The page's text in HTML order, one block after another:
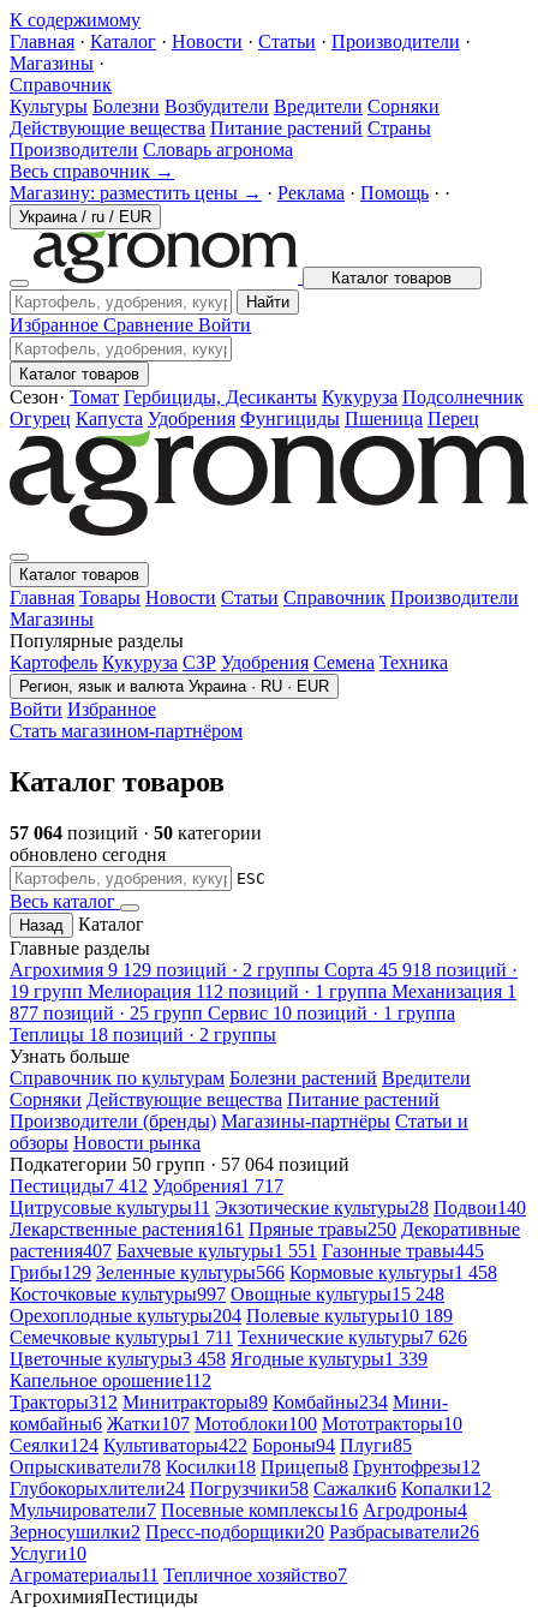
К содержимому
Главная · Каталог · Новости · Статьи · Производители ·
Магазины ·
Справочник
Культуры Болезни Возбудители Вредители Сорняки
Действующие вещества Питание растений Страны
Производители Словарь агронома
Весь справочник →
Магазину: разместить цены → · Реклама · Помощь · ·
Украина / ru / EUR
Каталог товаров
Найти
Избранное Сравнение Войти
Каталог товаров
Сезон· Томат Гербициды, Десиканты Кукуруза Подсолнечник
Огурец Капуста Удобрения Фунгициды Пшеница Перец
Каталог товаров
Главная Товары Новости Статьи Справочник Производители
Магазины
Популярные разделы
Картофель Кукуруза СЗР Удобрения Семена Техника
Регион, язык и валюта Украина · RU · EUR
Войти Избранное
Стать магазином-партнёром
Каталог товаров
57 064 позиций · 50 категории
обновлено сегодня
ESC
Весь каталог
Назад
Каталог
Главные разделы
Агрохимия 9 129 позиций · 2 группы Сорта 45 918 позиций ·
19 групп Мелиорация 112 позиций · 1 группа Механизация 1
877 позиций · 25 групп Сервис 10 позиций · 1 группа
Теплицы 18 позиций · 2 группы
Узнать больше
Справочник по культурам Болезни растений Вредители
Сорняки Действующие вещества Питание растений
Производители (бренды) Магазины-партнёры Статьи и
обзоры Новости рынка
Подкатегории 50 групп · 57 064 позиций
Пестициды7 412 Удобрения1 717
Цитрусовые культуры11 Экзотические культуры28 Подвои140
Лекарственные растения161 Пряные травы250 Декоративные
растения407 Бахчевые культуры1 551 Газонные травы445
Грибы129 Зеленные культуры566 Кормовые культуры1 458
Косточковые культуры997 Овощные культуры15 248
Орехоплодные культуры204 Полевые культуры10 189
Семечковые культуры1 711 Технические культуры7 626
Цветочные культуры3 458 Ягодные культуры1 339
Капельное орошение112
Тракторы312 Минитракторы89 Комбайны234 Мини-
комбайны6 Жатки107 Мотоблоки100 Мототракторы10
Сеялки124 Культиваторы422 Бороны94 Плуги85
Опрыскиватели78 Косилки18 Прицепы8 Грунтофрезы12
Глубокорыхлители24 Погрузчики58 Сажалки6 Копалки12
Мульчирователи7 Посевные комплексы16 Агродроны4
Зерносушилки2 Пресс-подборщики20 Разбрасыватели26
Услуги10
Агроматериалы11 Тепличное хозяйство7
АгрохимияПестициды